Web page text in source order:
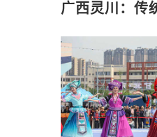
广西灵川：传